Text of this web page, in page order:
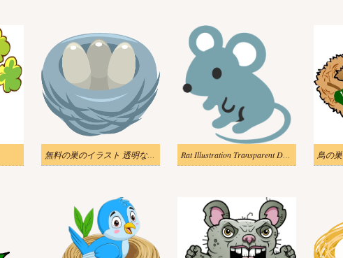
無料の巣のイラスト 透明な背景 Rat Illustration Transparent Download